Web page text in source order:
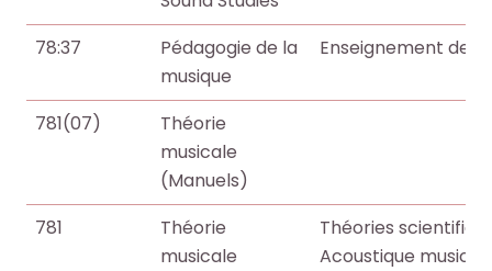
78:37
Pédagogie de la
musique
Enseignement de la
781(07)
Théorie
musicale
(Manuels)
781
Théorie
musicale
Théories
Acoustique